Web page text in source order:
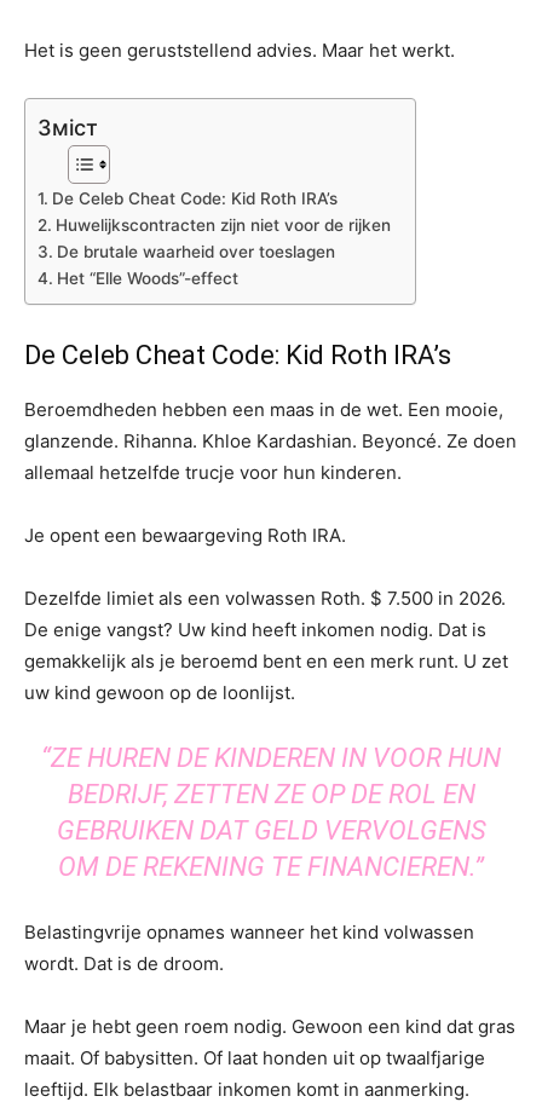
Het is geen geruststellend advies. Maar het werkt.
Зміст
De Celeb Cheat Code: Kid Roth IRA’s
Huwelijkscontracten zijn niet voor de rijken
De brutale waarheid over toeslagen
Het “Elle Woods”-effect
De Celeb Cheat Code: Kid Roth IRA’s
Beroemdheden hebben een maas in de wet. Een mooie,
glanzende. Rihanna. Khloe Kardashian. Beyoncé. Ze doen
allemaal hetzelfde trucje voor hun kinderen.
Je opent een bewaargeving Roth IRA.
Dezelfde limiet als een volwassen Roth. $ 7.500 in 2026.
De enige vangst? Uw kind heeft inkomen nodig. Dat is
gemakkelijk als je beroemd bent en een merk runt. U zet
uw kind gewoon op de loonlijst.
“ZE HUREN DE KINDEREN IN VOOR HUN
BEDRIJF, ZETTEN ZE OP DE ROL EN
GEBRUIKEN DAT GELD VERVOLGENS
OM DE REKENING TE FINANCIEREN.”
Belastingvrije opnames wanneer het kind volwassen
wordt. Dat is de droom.
Maar je hebt geen roem nodig. Gewoon een kind dat gras
maait. Of babysitten. Of laat honden uit op twaalfjarige
leeftijd. Elk belastbaar inkomen komt in aanmerking.